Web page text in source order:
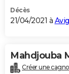
Décès
21/04/2021 à
Mahdjouba
Créer une